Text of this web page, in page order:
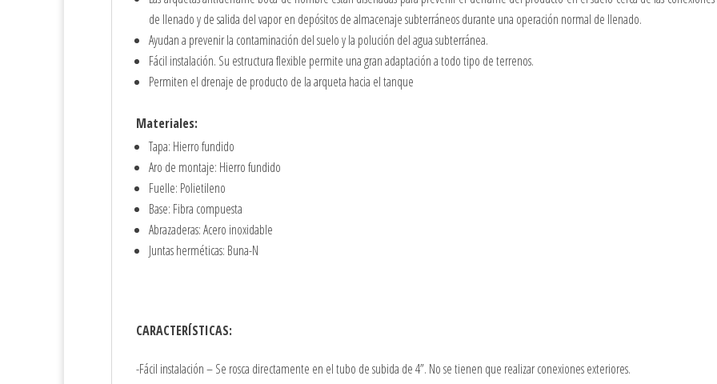
de llenado y de salida del vapor en depósitos de almacenaje subterráneos durante una operación normal de llenado.
Ayudan a prevenir la contaminación del suelo y la polución del agua subterránea.
Fácil instalación. Su estructura flexible permite una gran adaptación a todo tipo de terrenos.
Permiten el drenaje de producto de la arqueta hacia el tanque
Materiales:
Tapa: Hierro fundido
Aro de montaje: Hierro fundido
Fuelle: Polietileno
Base: Fibra compuesta
Abrazaderas: Acero inoxidable
Juntas herméticas: Buna-N
CARACTERÍSTICAS:
-Fácil instalación – Se rosca directamente en el tubo de subida de 4”. No se tienen que realizar conexiones exteriores.